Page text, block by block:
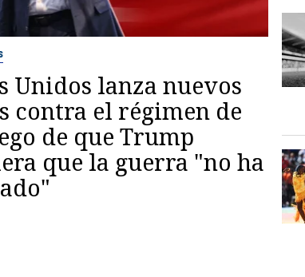
Unidos lanza nuevos
contra el régimen de
de que Trump
que la guerra "no ha